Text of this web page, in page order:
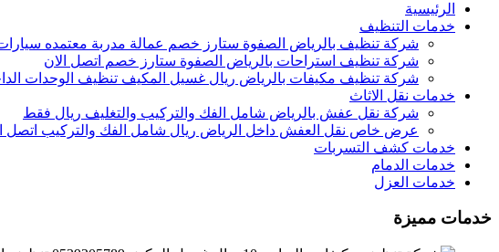
الرئيسية
خدمات التنظيف
شركة تنظيف بالرياض الصفوة ستارز خصم عمالة مدربة معتمده
شركة تنظيف استراحات بالرياض الصفوة ستارز خصم اتصل الان
شركة تنظيف مكيفات بالرياض ريال غسيل المكيف تنظيف الوحدات
خدمات نقل الاثاث
شركة نقل عفش بالرياض شامل الفك والتركيب والتغليف ريال فقط
عرض خاص نقل العفش داخل الرياض ريال شامل الفك والتركيب اتصل
خدمات كشف التسربات
خدمات الدمام
خدمات العزل
خدمات مميزة